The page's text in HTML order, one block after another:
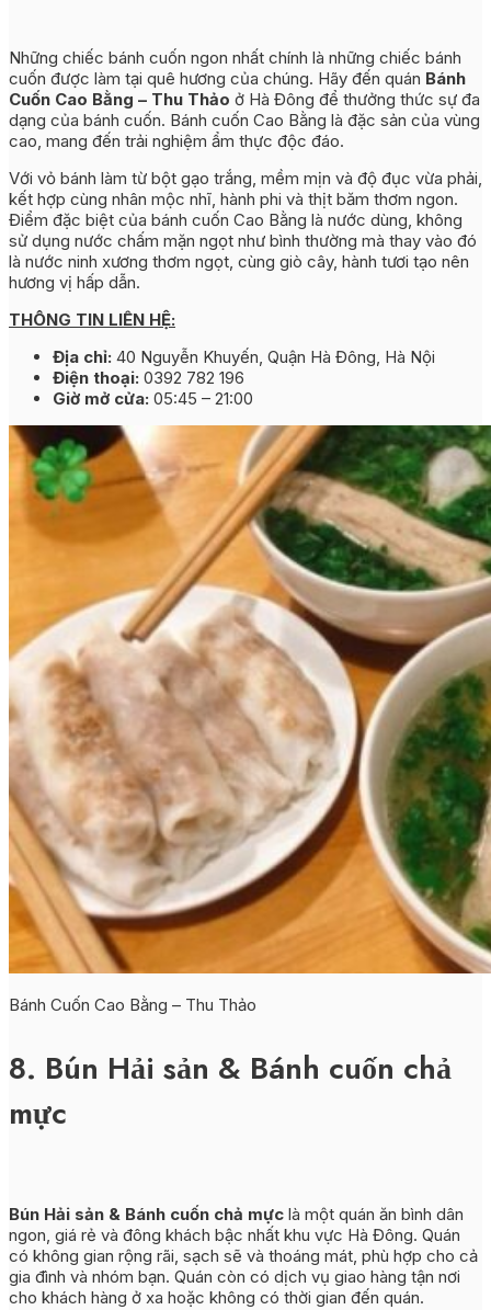
Những chiếc bánh cuốn ngon nhất chính là những chiếc bánh
cuốn được làm tại quê hương của chúng. Hãy đến quán Bánh
Cuốn Cao Bằng – Thu Thảo ở Hà Đông để thưởng thức sự đa
dạng của bánh cuốn. Bánh cuốn Cao Bằng là đặc sản của vùng
cao, mang đến trải nghiệm ẩm thực độc đáo.
Với vỏ bánh làm từ bột gạo trắng, mềm mịn và độ đục vừa phải,
kết hợp cùng nhân mộc nhĩ, hành phi và thịt băm thơm ngon.
Điểm đặc biệt của bánh cuốn Cao Bằng là nước dùng, không
sử dụng nước chấm mặn ngọt như bình thường mà thay vào đó
là nước ninh xương thơm ngọt, cùng giò cây, hành tươi tạo nên
hương vị hấp dẫn.
THÔNG TIN LIÊN HỆ:
Địa chỉ: 40 Nguyễn Khuyến, Quận Hà Đông, Hà Nội
Điện thoại: 0392 782 196
Giờ mở cửa: 05:45 – 21:00
Bánh Cuốn Cao Bằng – Thu Thảo
8. Bún Hải sản & Bánh cuốn chả
mực
Bún Hải sản & Bánh cuốn chả mực là một quán ăn bình dân
ngon, giá rẻ và đông khách bậc nhất khu vực Hà Đông. Quán
có không gian rộng rãi, sạch sẽ và thoáng mát, phù hợp cho cả
gia đình và nhóm bạn. Quán còn có dịch vụ giao hàng tận nơi
cho khách hàng ở xa hoặc không có thời gian đến quán.